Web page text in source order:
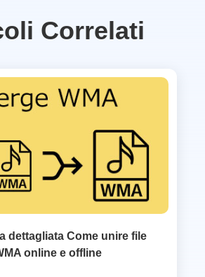
Correlati
dettagliata Come unire file
online e offline